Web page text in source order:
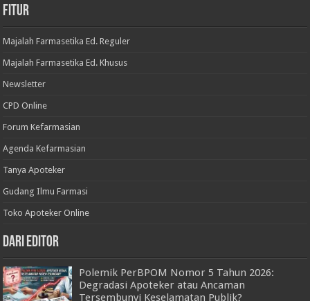
Fitur
Majalah Farmasetika Ed. Reguler
Majalah Farmasetika Ed. Khusus
Newsletter
CPD Online
Forum Kefarmasian
Agenda Kefarmasian
Tanya Apoteker
Gudang Ilmu Farmasi
Toko Apoteker Online
Dari Editor
Polemik PerBPOM Nomor 5 Tahun 2026:
Degradasi Apoteker atau Ancaman
Tersembunyi Keselamatan Publik?